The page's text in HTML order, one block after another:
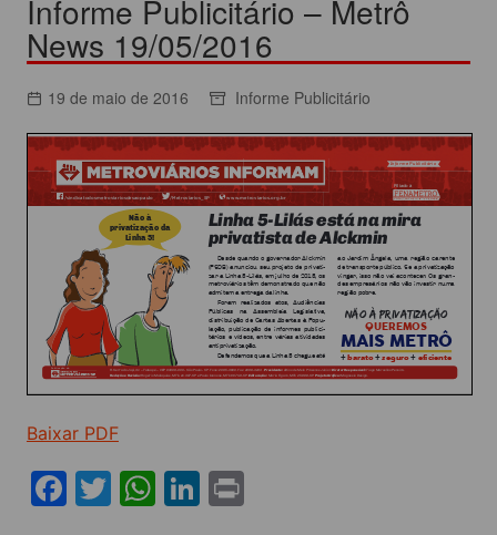
Informe Publicitário – Metrô
News 19/05/2016
19 de maio de 2016 Informe Publicitário
Baixar PDF
F T W Li Pr